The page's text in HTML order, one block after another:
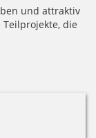
und attraktiv
die